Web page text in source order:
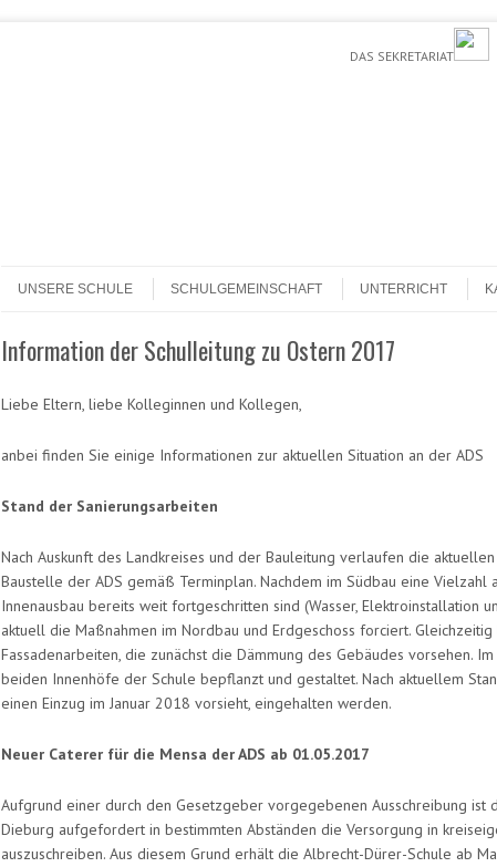
DAS SEKRETARIAT
Menü
UNSERE SCHULE
SCHULGEMEINSCHAFT UNTERRICHT
Information der Schulleitung zu Ostern 2017
Liebe Eltern, liebe Kolleginnen und Kollegen,
anbei finden Sie einige Informationen zur aktuellen Situation an der ADS
Stand der Sanierungsarbeiten
Nach Auskunft des Landkreises und der Bauleitung verlaufen die
Baustelle der ADS gemäß Terminplan. Nachdem im Südbau eine Vielzahl
Innenausbau bereits weit fortgeschritten sind (Wasser, Elektroinstallation
aktuell die Maßnahmen im Nordbau und Erdgeschoss forciert.
Fassadenarbeiten, die zunächst die Dämmung des Gebäudes vorsehen.
beiden Innenhöfe der Schule bepflanzt und gestaltet. Nach aktuellem
einen Einzug im Januar 2018 vorsieht, eingehalten werden.
Neuer Caterer für die Mensa der ADS ab 01.05.2017
Aufgrund einer durch den Gesetzgeber vorgegebenen Ausschreibung ist
Dieburg aufgefordert in bestimmten Abständen die Versorgung in
auszuschreiben. Aus diesem Grund erhält die Albrecht-Dürer-Schule ab